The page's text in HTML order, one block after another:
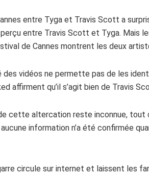
entre Tyga et Travis Scott a
entre Travis Scott et Tyga. Mais
de Cannes montrent les deux
des vidéos ne permette pas de les
affirment qu’il s’agit bien de Travis
cette altercation reste inconnue,
information n’a été confirmée
circule sur internet et laissent les